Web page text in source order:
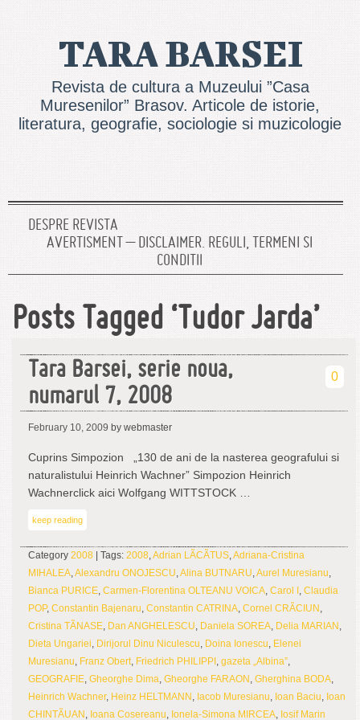
TARA BARSEI
Revista de cultura a Muzeului ”Casa
Muresenilor” Brasov. Articole de istorie,
literatura, geografie, sociologie si muzicologie
DESPRE REVISTA
AVERTISMENT – DISCLAIMER. REGULI, TERMENI SI
CONDITII
Posts Tagged ‘Tudor Jarda’
Tara Barsei, serie noua,
numarul 7, 2008
0
February 10, 2009 by webmaster
Cuprins Simpozion „130 de ani de la nasterea geografului si
naturalistului Heinrich Wachner” Simpozion Heinrich
Wachnerclick aici Wolfgang WITTSTOCK …
keep reading
Category 2008 | Tags: 2008,Adrian LÃCÃTUS,Adriana-Cristina
MIHALEA,Alexandru ONOJESCU,Alina BUTNARU,Aurel Muresianu,
Bianca PURICE, Carmen-Florentina OLTEANU VOICA, Carol I , Claudia
POP, Constantin Bajenaru, Constantin CATRINA, Cornel CRÃCIUN ,
Cristina TÃNASE, Dan ANGHELESCU, Daniela SOREA, Delia MARIAN ,
Dieta Ungariei, Dirijorul Dinu Niculescu, Doina Ionescu, Elenei
Muresianu, Franz Obert, Friedrich PHILIPPI , gazeta „Albina”,
GEOGRAFIE, Gheorghe Dima, Gheorghe FARAON , Gherghina BODA,
Heinrich Wachner, Heinz HELTMANN , Iacob Muresianu, Ioan Baciu, Ioan
CHINTÃUAN , Ioana Cosereanu, Ionela-Simona MIRCEA, Iosif Marin